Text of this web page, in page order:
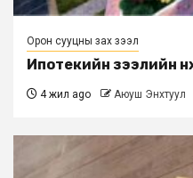
Орон сууцны зах зээл
Ипотекийн зээлийн
4 жил ago Аюуш Энхтуул